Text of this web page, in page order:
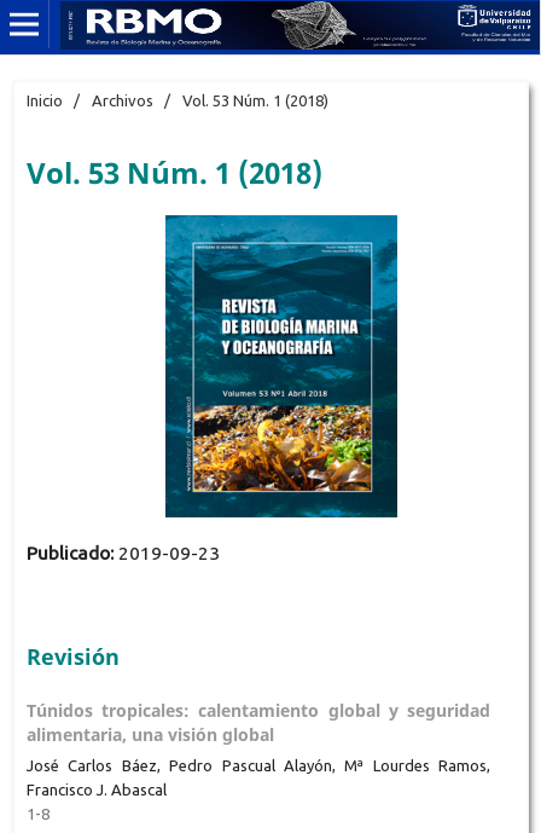
Inicio / Archivos / Vol. 53 Núm. 1 (2018)
Vol. 53 Núm. 1 (2018)
Publicado: 2019-09-23
Revisión
Túnidos tropicales: calentamiento global y seguridad
alimentaria, una visión global
José Carlos Báez, Pedro Pascual Alayón, Mª Lourdes Ramos,
Francisco J. Abascal
1-8